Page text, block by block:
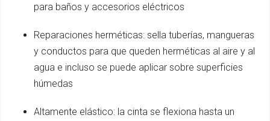
para baños y accesorios eléctricos
Reparaciones herméticas: sella tuberías, mangueras
y conductos para que queden herméticas al aire y al
agua e incluso se puede aplicar sobre superficies
húmedas
Altamente elástico: la cinta se flexiona hasta un